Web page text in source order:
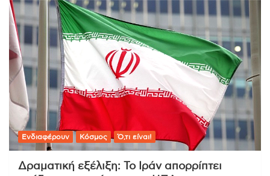
Ενδιαφέρουν Κόσμος Ό,τι είναι!
Δραματική εξέλιξη: Το Ιράν απορρίπτει